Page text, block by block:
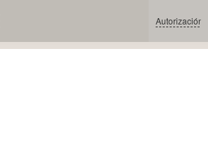
Autorización